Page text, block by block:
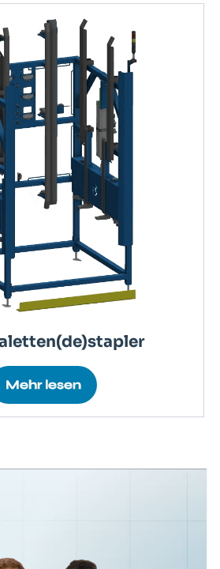
Mehr lesen